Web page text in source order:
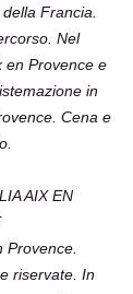
Francia.
Nel
en Provence e
in
Cena e
AIX EN
Provence.
riservate. In